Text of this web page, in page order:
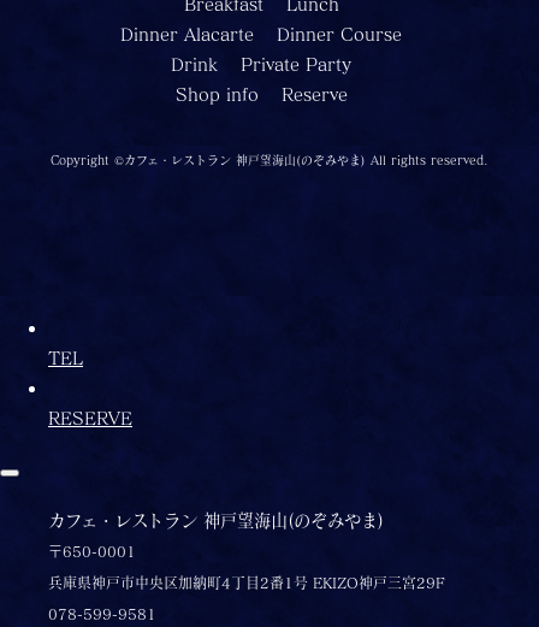
Dinner Alacarte
Dinner Course
Drink
Private Party
Shop info
Reserve
Copyright ©カフェ・レストラン 神戸望海山(のぞみやま) All rights reserved.
TEL
RESERVE
カフェ・レストラン 神戸望海山(のぞみやま)
〒650-0001
兵庫県神戸市中央区加納町4丁目2番1号 EKIZO神戸三宮29F
078-599-9581